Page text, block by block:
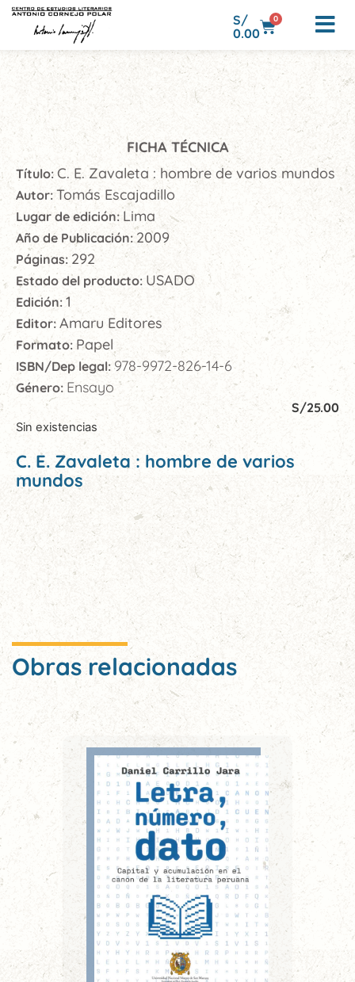
S/
0.00
0
FICHA TÉCNICA
Título: C. E. Zavaleta : hombre de varios mundos
Autor: Tomás Escajadillo
Lugar de edición: Lima
Año de Publicación:2009
Páginas: 292
Estado del producto: USADO
Edición: 1
Editor: Amaru Editores
Formato: Papel
ISBN/Dep legal: 978-9972-826-14-6
Género: Ensayo
S/25.00
Sin existencias
C. E. Zavaleta : hombre de varios
mundos
Obras relacionadas